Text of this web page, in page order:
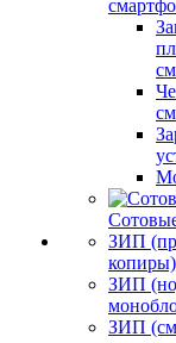
ЗИП
копиры)
ЗИП
ЗИП